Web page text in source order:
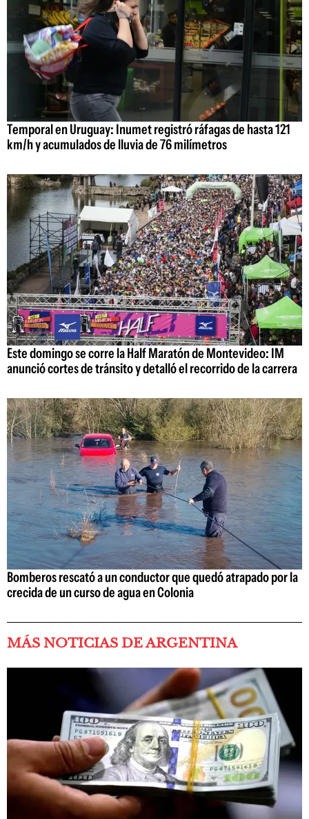
Temporal en Uruguay: Inumet registró ráfagas de hasta 121
km/h y acumulados de lluvia de 76 milímetros
Este domingo se corre la Half Maratón de Montevideo: IM
anunció cortes de tránsito y detalló el recorrido de la carrera
Bomberos rescató a un conductor que quedó atrapado por la
crecida de un curso de agua en Colonia
MÁS NOTICIAS DE ARGENTINA